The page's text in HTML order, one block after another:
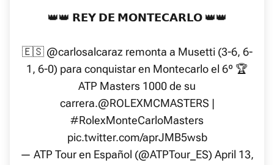
👑👑 𝗥𝗘𝗬 𝗗𝗘 𝗠𝗢𝗡𝗧𝗘𝗖𝗔𝗥𝗟𝗢 👑👑
🇪🇸 @carlosalcaraz remonta a Musetti (3-6, 6-
1, 6-0) para conquistar en Montecarlo el 6º 🏆
ATP Masters 1000 de su
carrera.@ROLEXMCMASTERS |
#RolexMonteCarloMasters
pic.twitter.com/aprJMB5wsb
— ATP Tour en Español (@ATPTour_ES) April 13,